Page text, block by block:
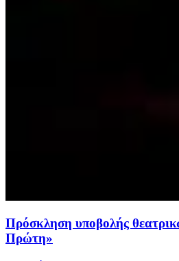
Πρόσκληση υποβολής
Πρώτη»